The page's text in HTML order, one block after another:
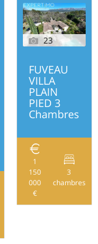
23
FUVEAU
VILLA
PLAIN
PIED 3
Chambres
1
150
000
€
3
chambres